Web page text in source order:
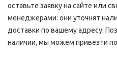
оставьте заявку на сайте или
менеджерами: они уточнят
доставки по вашему адресу.
наличии, мы можем привезти